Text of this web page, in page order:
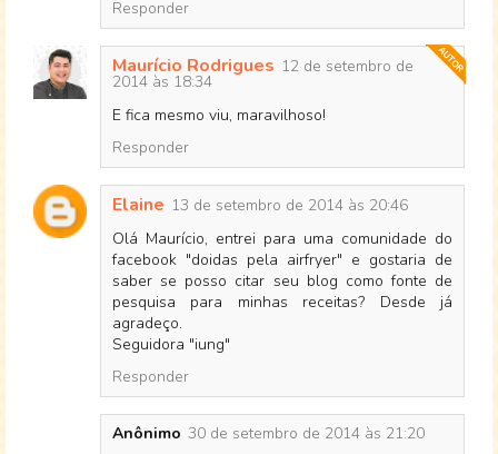
Responder
Maurício Rodrigues 12 de setembro de
2014 às 18:34
E fica mesmo viu, maravilhoso!
Responder
Elaine 13 de setembro de 2014 às 20:46
Olá Maurício, entrei para uma comunidade do
facebook "doidas pela airfryer" e gostaria de
saber se posso citar seu blog como fonte de
pesquisa para minhas receitas? Desde já
agradeço.
Seguidora "iung"
Responder
Anônimo 30 de setembro de 2014 às 21:20